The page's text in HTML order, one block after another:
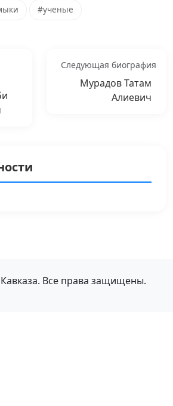
#ученые
Следующая биография
Мурадов Татам
Алиевич
Все права защищены.